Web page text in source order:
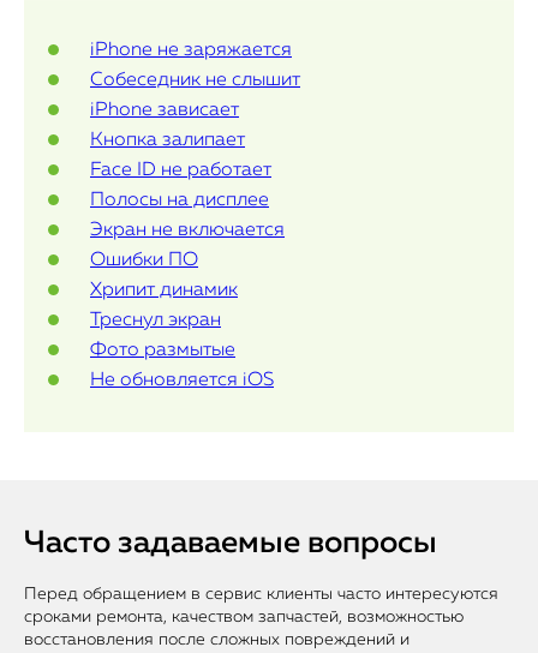
iPad
iMac
Mac Mini
О нас
Контакты
Статьи
iPhone не заряжается
Собеседник не слышит
iPhone зависает
Кнопка залипает
Face ID не работает
Полосы на дисплее
Экран не включается
Ошибки ПО
Хрипит динамик
Треснул экран
Фото размытые
Не обновляется iOS
Часто задаваемые вопросы
Перед обращением в сервис клиенты часто интересуются
сроками ремонта, качеством запчастей, возможностью
восстановления после сложных повреждений и